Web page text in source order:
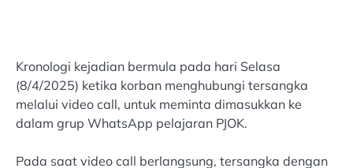
Kronologi kejadian bermula pada hari Selasa
(8/4/2025) ketika korban menghubungi tersangka
melalui video call, untuk meminta dimasukkan ke
dalam grup WhatsApp pelajaran PJOK.
Pada saat video call berlangsung, tersangka dengan